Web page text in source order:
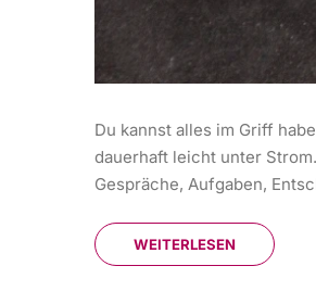
Du kannst alles im Griff
dauerhaft leicht unter
Gespräche, Aufgaben,
WEITERLESEN